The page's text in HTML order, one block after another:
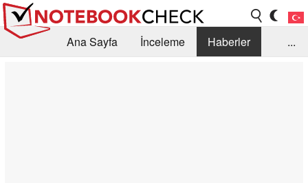
Ana Sayfa İnceleme
Haberler
...